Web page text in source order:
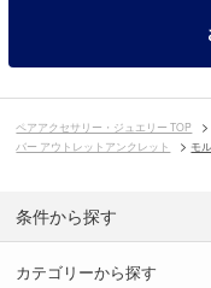
ペアアクセサリー・ジュエリー TOP
バー アウトレットアンクレット
モ
条件から探す
カテゴリーから探す